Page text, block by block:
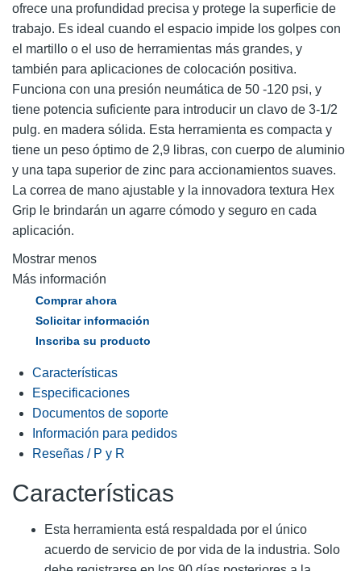
ofrece una profundidad precisa y protege la superficie de
trabajo. Es ideal cuando el espacio impide los golpes con
el martillo o el uso de herramientas más grandes, y
también para aplicaciones de colocación positiva.
Funciona con una presión neumática de 50 -120 psi, y
tiene potencia suficiente para introducir un clavo de 3-1/2
pulg. en madera sólida. Esta herramienta es compacta y
tiene un peso óptimo de 2,9 libras, con cuerpo de aluminio
y una tapa superior de zinc para accionamientos suaves.
La correa de mano ajustable y la innovadora textura Hex
Grip le brindarán un agarre cómodo y seguro en cada
aplicación.
Mostrar menos
Más información
Comprar ahora
Solicitar información
Inscriba su producto
Características
Especificaciones
Documentos de soporte
Información para pedidos
Reseñas / P y R
Características
Esta herramienta está respaldada por el único
acuerdo de servicio de por vida de la industria. Solo